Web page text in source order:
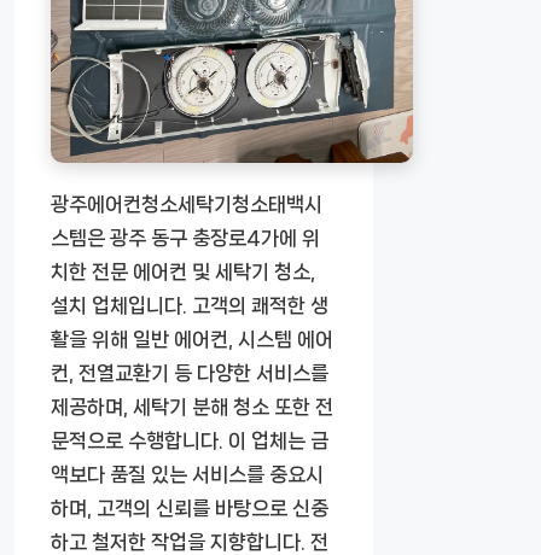
광주에어컨청소세탁기청소태백시
스템은 광주 동구 충장로4가에 위
치한 전문 에어컨 및 세탁기 청소,
설치 업체입니다. 고객의 쾌적한 생
활을 위해 일반 에어컨, 시스템 에어
컨, 전열교환기 등 다양한 서비스를
제공하며, 세탁기 분해 청소 또한 전
문적으로 수행합니다. 이 업체는 금
액보다 품질 있는 서비스를 중요시
하며, 고객의 신뢰를 바탕으로 신중
하고 철저한 작업을 지향합니다. 전